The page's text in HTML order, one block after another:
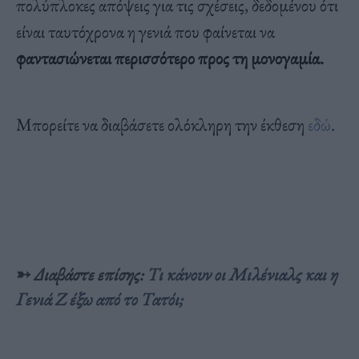
είναι ταυτόχρονα η γενιά που φαίνεται να
φαντασιώνεται περισσότερο προς τη μονογαμία.
Μπορείτε να διαβάσετε ολόκληρη την έκθεση εδώ.
➳Διαβάστε επίσης: Τι κάνουν οι Μιλένιαλς και η
Γενιά Ζ έξω από το Τατόι;